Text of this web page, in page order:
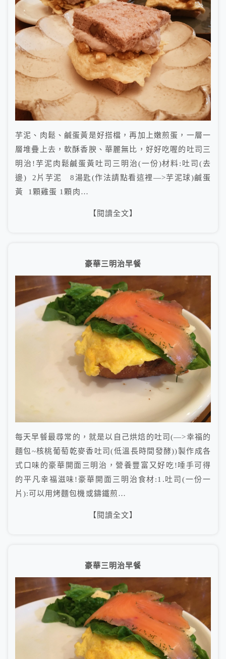
芋泥、肉鬆、鹹蛋黃是好搭檔，再加上嫩煎蛋，一層一
層堆疊上去，軟酥香腴、華麗無比，好好吃喔的吐司三
明治!芋泥肉鬆鹹蛋黃吐司三明治(一份)材料:吐司(去
邊) 2片芋泥 8湯匙(作法請點看這裡—>芋泥球)鹹蛋
黃 1顆雞蛋 1顆肉…
【閱讀全文】
豪華三明治早餐
每天早餐最尋常的，就是以自己烘焙的吐司(—>幸福的
麵包~核桃葡萄乾麥香吐司(低溫長時間發酵))製作成各
式口味的豪華開面三明治，營養豐富又好吃!唾手可得
的平凡幸福滋味!豪華開面三明治食材:1.吐司(一份一
片):可以用烤麵包機或鑄鐵煎…
【閱讀全文】
豪華三明治早餐